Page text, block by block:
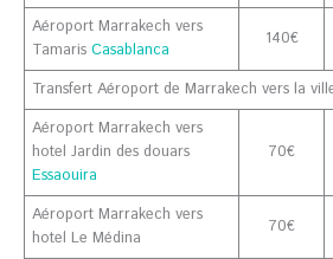
Aéroport Marrakech vers
TamarisCasablanca
140€
Transfert Aéroport de Marrakech vers la
Aéroport Marrakech vers
hotel Jardin des douars
Essaouira
70€
Aéroport Marrakech vers
hotel Le Médina
70€